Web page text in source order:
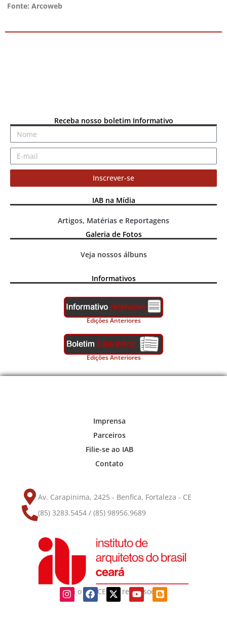
Fonte: Arcoweb
Receba nosso boletim Informativo
Inscrever-se
IAB na Mídia
Artigos, Matérias e Reportagens
Galeria de Fotos
Veja nossos álbuns
Informativos
Edições Anteriores
Edições Anteriores
Siga o IAB-CE nas redes sociais
Imprensa
Parceiros
Filie-se ao IAB
Contato
Av. Carapinima, 2425 - Benfica, Fortaleza - CE
(85) 3283.5454 / (85) 98956.9689